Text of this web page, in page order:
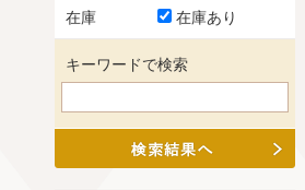
在庫 在庫あり
キーワードで検索